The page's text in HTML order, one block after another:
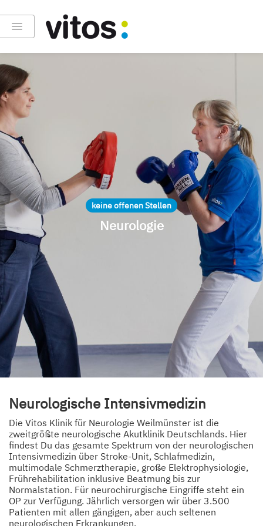
keine offenen Stellen
Neurologie
Neurologische Intensivmedizin
Die Vitos Klinik für Neurologie Weilmünster ist die
zweitgrößte neurologische Akutklinik Deutschlands. Hier
findest Du das gesamte Spektrum von der neurologischen
Intensivmedizin über Stroke-Unit, Schlafmedizin,
multimodale Schmerztherapie, große Elektrophysiologie,
Frührehabilitation inklusive Beatmung bis zur
Normalstation. Für neurochirurgische Eingriffe steht ein
OP zur Verfügung. Jährlich versorgen wir über 3.500
Patienten mit allen gängigen, aber auch seltenen
neurologischen Erkrankungen.